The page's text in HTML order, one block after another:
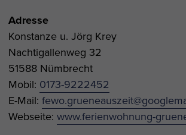
Adresse
Konstanze u. Jörg Krey
Nachtigallenweg 32
51588 Nümbrecht
Mobil: 0173-9222452
E-Mail:
Webseite: www.ferienwohnung-